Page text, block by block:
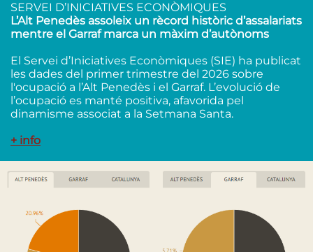
SERVEI D’INICIATIVES ECONÒMIQUES
L’Alt Penedès assoleix un rècord històric d’assalariats
mentre el Garraf marca un màxim d’autònoms
El Servei d’Iniciatives Econòmiques (SIE) ha publicat
les dades del primer trimestre del 2026 sobre
l'ocupació a l’Alt Penedès i el Garraf. L’evolució de
l’ocupació es manté positiva, afavorida pel
dinamisme associat a la Setmana Santa.
+ info